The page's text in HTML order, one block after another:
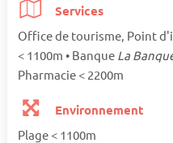
Services
Office de tourisme, Point
< 1100m • Banque La
Pharmacie < 2200m
Environnement
Plage < 1100m